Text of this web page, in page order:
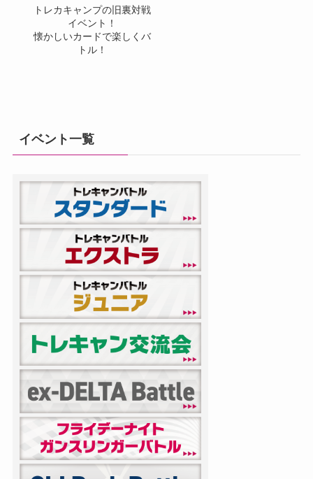
トレカキャンプの旧裏対戦
イベント！
懐かしいカードで楽しくバ
トル！
イベント一覧